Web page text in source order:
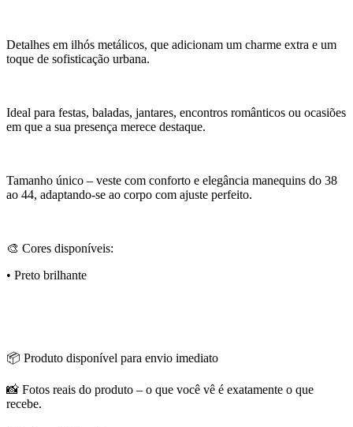
Detalhes em ilhós metálicos, que adicionam um charme extra e um
toque de sofisticação urbana.
Ideal para festas, baladas, jantares, encontros românticos ou ocasiões
em que a sua presença merece destaque.
Tamanho único – veste com conforto e elegância manequins do 38
ao 44, adaptando-se ao corpo com ajuste perfeito.
🎨 Cores disponíveis:
• Preto brilhante
📦 Produto disponível para envio imediato
📸 Fotos reais do produto – o que você vê é exatamente o que
recebe.